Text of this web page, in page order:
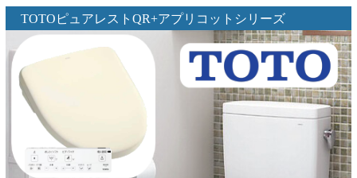
TOTOピュアレストQR+アプリコットシリーズ